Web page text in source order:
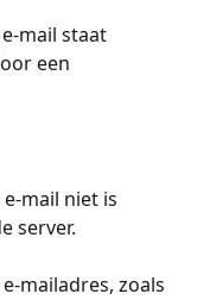
mail staat
een
mail niet is
server.
mailadres, zoals